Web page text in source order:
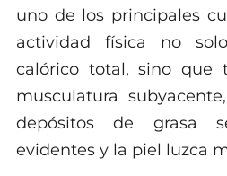
uno de los principales
actividad física no
calórico total, sino que
musculatura
depósitos de grasa
evidentes y la piel luzca